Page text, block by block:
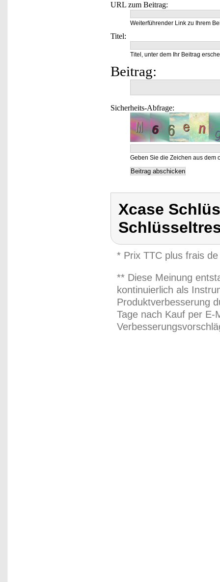
URL zum Beitrag:
Weiterführender Link zu Ihrem
Titel:
Titel, unter dem Ihr Beitrag
Beitrag:
Sicherheits-Abfrage:
Geben Sie die Zeichen aus dem
Xcase
* Prix TTC plus frais
** Diese Meinung
kontinuierlich als
Produktverbesserung
Tage nach Kauf per E-